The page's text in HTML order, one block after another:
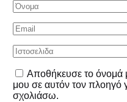
Αποθήκευσε το όνομά
μου σε αυτόν τον πλοηγό
σχολιάσω.